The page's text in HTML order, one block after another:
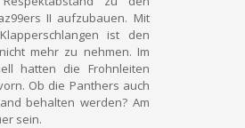
II aufzubauen. Mit
ist den
mehr zu nehmen. Im
hatten die Frohnleiten
Ob die Panthers auch
behalten werden? Am
sein.